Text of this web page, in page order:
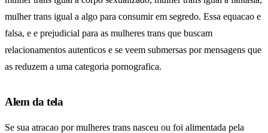
mulher trans igual a algo para consumir em segredo. Essa equacao e
falsa, e e prejudicial para as mulheres trans que buscam
relacionamentos autenticos e se veem submersas por mensagens que
as reduzem a uma categoria pornografica.
Alem da tela
Se sua atracao por mulheres trans nasceu ou foi alimentada pela